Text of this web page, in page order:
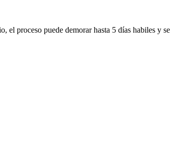
el proceso puede demorar hasta 5 días habiles y